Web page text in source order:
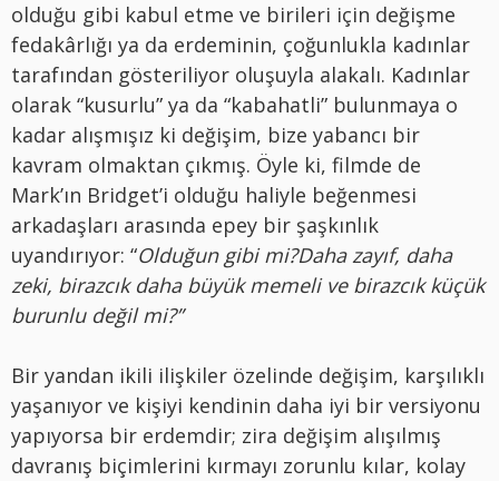
olduğu gibi kabul etme ve birileri için değişme
fedakârlığı ya da erdeminin, çoğunlukla kadınlar
tarafından gösteriliyor oluşuyla alakalı. Kadınlar
olarak “kusurlu” ya da “kabahatli” bulunmaya o
kadar alışmışız ki değişim, bize yabancı bir
kavram olmaktan çıkmış. Öyle ki, filmde de
Mark’ın Bridget’i olduğu haliyle beğenmesi
arkadaşları arasında epey bir şaşkınlık
uyandırıyor: “Olduğun gibi mi?Daha zayıf, daha
zeki, birazcık daha büyük memeli ve birazcık küçük
burunlu değil mi?”
Bir yandan ikili ilişkiler özelinde değişim, karşılıklı
yaşanıyor ve kişiyi kendinin daha iyi bir versiyonu
yapıyorsa bir erdemdir; zira değişim alışılmış
davranış biçimlerini kırmayı zorunlu kılar, kolay